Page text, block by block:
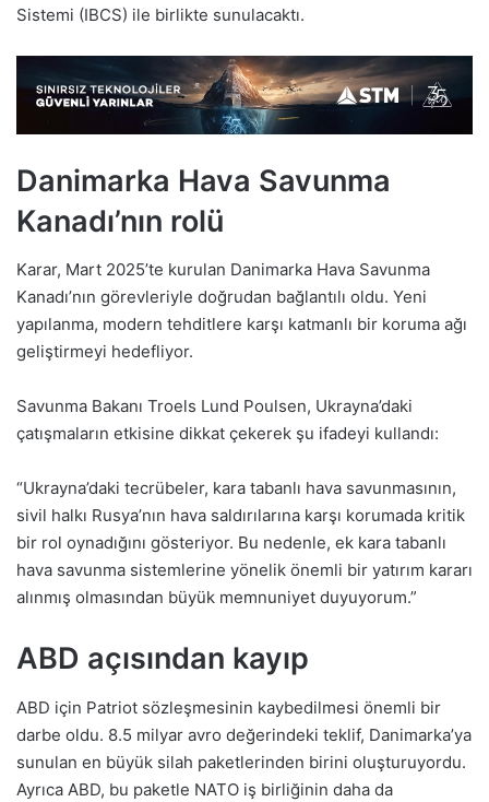
Sistemi (IBCS) ile birlikte sunulacaktı.
Danimarka Hava Savunma
Kanadı’nın rolü
Karar, Mart 2025’te kurulan Danimarka Hava Savunma
Kanadı’nın görevleriyle doğrudan bağlantılı oldu. Yeni
yapılanma, modern tehditlere karşı katmanlı bir koruma ağı
geliştirmeyi hedefliyor.
Savunma Bakanı Troels Lund Poulsen, Ukrayna’daki
çatışmaların etkisine dikkat çekerek şu ifadeyi kullandı:
“Ukrayna’daki tecrübeler, kara tabanlı hava savunmasının,
sivil halkı Rusya’nın hava saldırılarına karşı korumada kritik
bir rol oynadığını gösteriyor. Bu nedenle, ek kara tabanlı
hava savunma sistemlerine yönelik önemli bir yatırım kararı
alınmış olmasından büyük memnuniyet duyuyorum.”
ABD açısından kayıp
ABD için Patriot sözleşmesinin kaybedilmesi önemli bir
darbe oldu. 8.5 milyar avro değerindeki teklif, Danimarka’ya
sunulan en büyük silah paketlerinden birini oluşturuyordu.
Ayrıca ABD, bu paketle NATO iş birliğinin daha da